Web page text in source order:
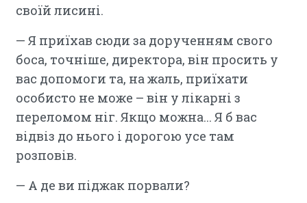
своїй лисині.
— Я приїхав сюди за дорученням свого
боса, точніше, директора, він просить у
вас допомоги та, на жаль, приїхати
особисто не може – він у лікарні з
переломом ніг. Якщо можна... Я б вас
відвіз до нього і дорогою усе там
розповів.
— А де ви піджак порвали?